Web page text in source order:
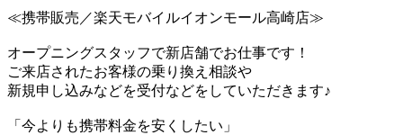
≪携帯販売／楽天モバイルイオンモール高崎店≫
オープニングスタッフで新店舗でお仕事です！
ご来店されたお客様の乗り換え相談や
新規申し込みなどを受付などをしていただきます♪
「今よりも携帯料金を安くしたい」